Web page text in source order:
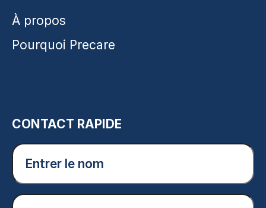
À propos
Pourquoi Precare
CONTACT RAPIDE
Entrer
nom
(Nécessaire)
Courriel